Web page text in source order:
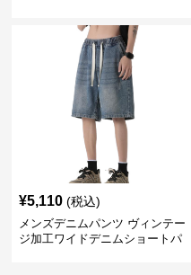
¥5,110 (税込)
メンズデニムパンツ ヴィンテー
ジ加工ワイドデニムショートパ